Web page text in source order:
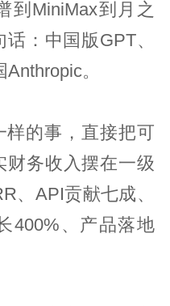
到MiniMax到月之
：中国版GPT、
。
样的事，直接把可
财务收入摆在一级
、API贡献七成、
400%、产品落地